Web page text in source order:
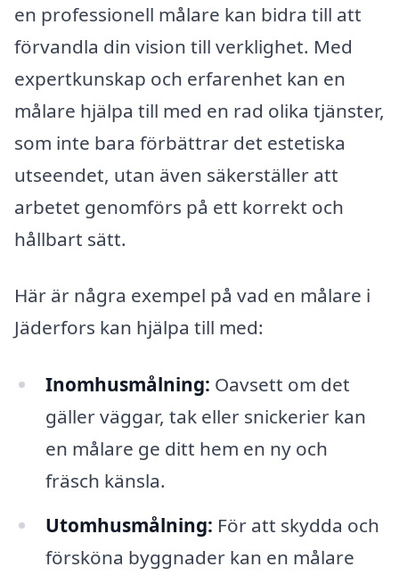
en professionell målare kan bidra till att
förvandla din vision till verklighet. Med
expertkunskap och erfarenhet kan en
målare hjälpa till med en rad olika tjänster,
som inte bara förbättrar det estetiska
utseendet, utan även säkerställer att
arbetet genomförs på ett korrekt och
hållbart sätt.
Här är några exempel på vad en målare i
Jäderfors kan hjälpa till med:
Inomhusmålning: Oavsett om det
gäller väggar, tak eller snickerier kan
en målare ge ditt hem en ny och
fräsch känsla.
Utomhusmålning: För att skydda och
försköna byggnader kan en målare